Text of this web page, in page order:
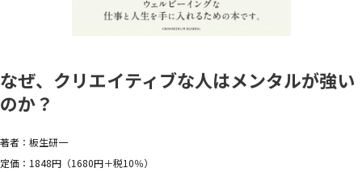
なぜ、クリエイティブな人はメンタルが強い
のか？
著者：板生研一
定価：1848円（1680円＋税10％）